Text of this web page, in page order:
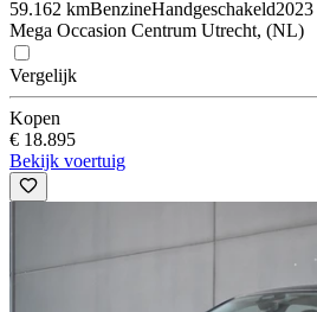
59.162 kmBenzineHandgeschakeld2023
Mega Occasion Centrum Utrecht, (NL)
Vergelijk
Kopen
€ 18.895
Bekijk voertuig